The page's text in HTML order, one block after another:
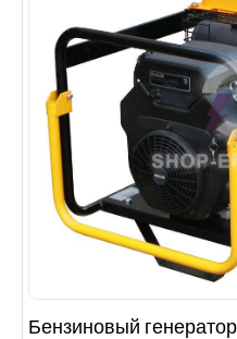
Бензиновый